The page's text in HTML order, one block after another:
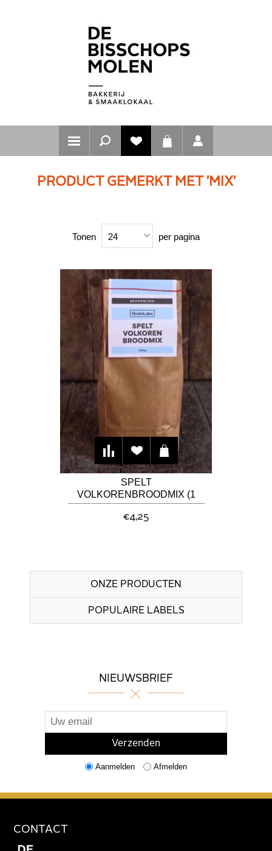
PRODUCT GEMERKT MET 'MIX'
Tonen 24 per pagina
SPELT
VOLKORENBROODMIX (1
KG)
€4,25
ONZE PRODUCTEN
POPULAIRE LABELS
NIEUWSBRIEF
Aanmelden Afmelden
CONTACT